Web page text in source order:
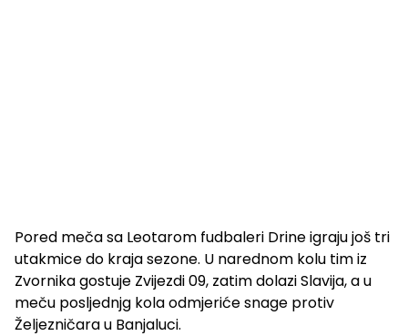
Pored meča sa Leotarom fudbaleri Drine igraju još tri
utakmice do kraja sezone. U narednom kolu tim iz
Zvornika gostuje Zvijezdi 09, zatim dolazi Slavija, a u
meču posljednjg kola odmjeriće snage protiv
Željezničara u Banjaluci.